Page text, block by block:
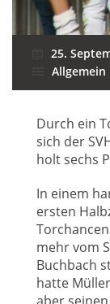
25.
Allgemein
Durch ein
sich der
holt sechs
In einem
ersten
mehr vom
Buchbach
hatte